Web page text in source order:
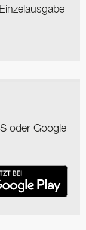
oder Google